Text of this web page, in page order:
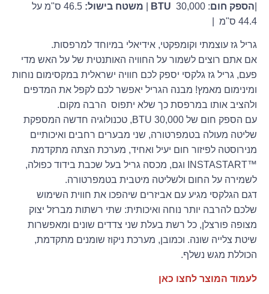
הספק חום:
BTU30,000 | משטח בישול:
46.5 ס"מ על
44.4 ס"מ |
גריל גז עוצמתי וקומפקטי, אידיאלי במיוחד למרפסות.
אם אתם רוצים לשמור על החוויה האותנטית של על האש מדי
פעם, גריל גז גלקסי יספק לכם חוויה ישראלית במקסימום נוחות
ומינימום מאמץ! מבנה הגריל יאפשר לכם לקפל את המדפים
ולהציב אותו במרפסת כך שלא יתפוס הרבה מקום.
עם הספק חום של 30,000 BTU, טכנולוגיה חדשה המספקת
שליטה מעולה בטמפרטורה, שני מבערים רחבים ואיכותיים
מנירוסטה לפיזור חום יעיל ואחיד, מערכת הצתה מתקדמת
™INSTASTART וגם, מכסה גריל בעל שכבת בידוד כפולה,
לשמירה על החום ולשליטה מיטבית בטמפרטורה.
דגם הגלקסי מגיע עם אביזרים שיהפכו את חווית השימוש
שלכם להרבה יותר נוחה ואיכותית: שתי רשתות מברזל יצוק
מצופה פורצלן, כל רשת בעלת שני צדדים שונים ומאפשרות
שיטת צלייה שונה. וכמובן, מערכת ניקוז שומנים מתקדמת,
הכוללת מגש נשלף.
לעמוד המוצר לחצו כאן